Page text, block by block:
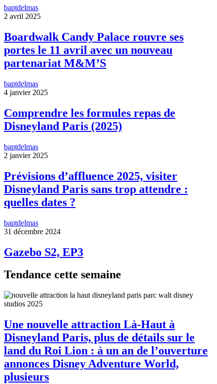
baptdelmas
2 avril 2025
Boardwalk Candy Palace rouvre ses
portes le 11 avril avec un nouveau
partenariat M&M’S
baptdelmas
4 janvier 2025
Comprendre les formules repas de
Disneyland Paris (2025)
baptdelmas
2 janvier 2025
Prévisions d’affluence 2025, visiter
Disneyland Paris sans trop attendre :
quelles dates ?
baptdelmas
31 décembre 2024
Gazebo S2, EP3
Tendance cette semaine
Une nouvelle attraction Là-Haut à
Disneyland Paris, plus de détails sur le
land du Roi Lion : à un an de l’ouverture
annonces Disney Adventure World,
plusieurs